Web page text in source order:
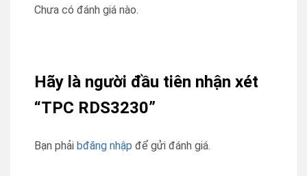
Chưa có đánh giá nào.
Hãy là người đầu tiên nhận xét
“TPC RDS3230”
Bạn phải bđăng nhập để gửi đánh giá.